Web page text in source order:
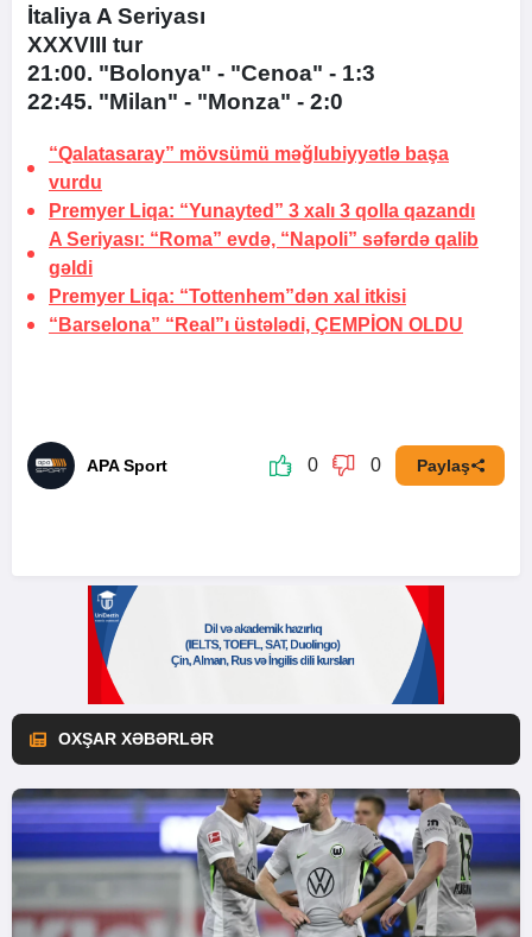
İtaliya A Seriyası
XXXVIII tur
21:00. "Bolonya" - "Cenoa" - 1:3
22:45. "Milan" - "Monza" - 2:0
“Qalatasaray” mövsümü məğlubiyyətlə başa
vurdu
Premyer Liqa: “Yunayted” 3 xalı 3 qolla qazandı
A Seriyası: “Roma” evdə, “Napoli” səfərdə qalib
gəldi
Premyer Liqa: “Tottenhem”dən xal itkisi
“Barselona” “Real”ı üstələdi, ÇEMPİON OLDU
APA Sport 0 0 Paylaş
OXŞAR XƏBƏRLƏR